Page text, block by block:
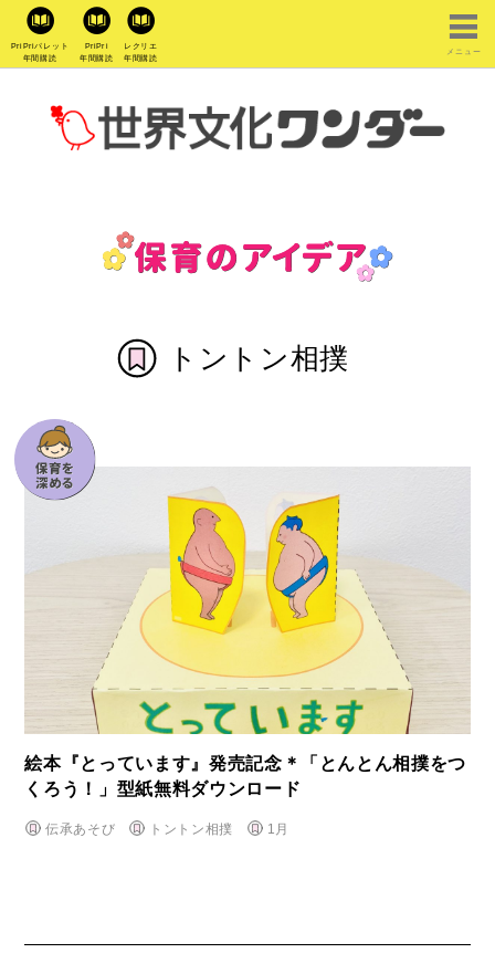
PriPriパレット
年間購読
PriPri
年間購読
レクリエ
年間購読
メニュー
トントン相撲
絵本『とっています』発売記念＊「とんとん相撲をつ
くろう！」型紙無料ダウンロード
伝承あそび トントン相撲 1月